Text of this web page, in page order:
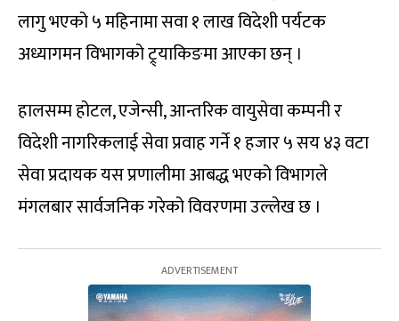
लागु भएको ५ महिनामा सवा १ लाख विदेशी पर्यटक
अध्यागमन विभागको ट्र्याकिङमा आएका छन् ।
हालसम्म होटल, एजेन्सी, आन्तरिक वायुसेवा कम्पनी र
विदेशी नागरिकलाई सेवा प्रवाह गर्ने १ हजार ५ सय ४३ वटा
सेवा प्रदायक यस प्रणालीमा आबद्ध भएको विभागले
मंगलबार सार्वजनिक गरेको विवरणमा उल्लेख छ ।